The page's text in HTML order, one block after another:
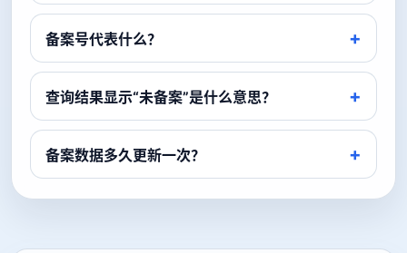
备案号代表什么？
查询结果显示“未备案”是什么意思？
备案数据多久更新一次？